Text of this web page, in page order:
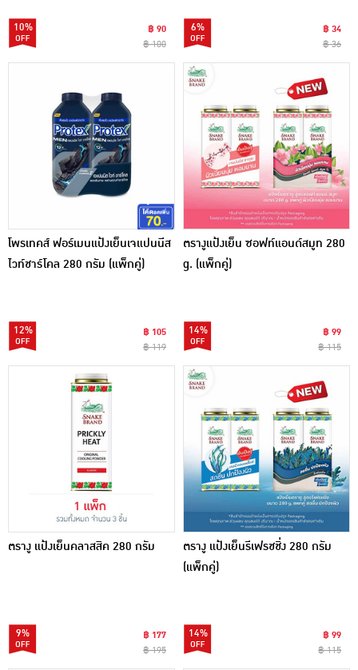
10%
฿ 90
฿ 100
6%
฿ 34
฿ 36
โพรเทคส์ ฟอร์เมนแป้งเย็นเจแปนนีส
ไวท์ชาร์โคล 280 กรัม (แพ็กคู่)
12%
฿ 105
฿ 119
ตรางูแป้งเย็น ซอฟท์แอนด์สมูท 280
g. (แพ็กคู่)
14%
฿ 99
฿ 115
ตรางู แป้งเย็นคลาสสิค 280 กรัม
9%
฿ 177
฿ 195
ตรางู แป้งเย็นรีเฟรชชิ่ง 280 กรัม
(แพ็กคู่)
14%
฿ 99
฿ 115